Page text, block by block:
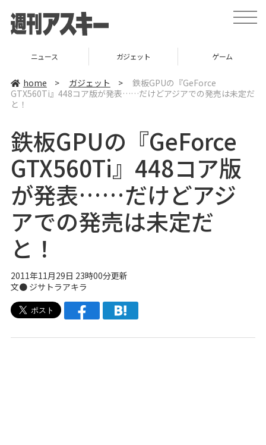
t
o
i
ニュース ガジェット ゲーム
home > ガジェット >
鉄板GPUの『GeForce
GTX560Ti』448コア版が発表……だけどアジアでの発売は未定だ
と！
鉄板GPUの『GeForce
GTX560Ti』448コア版
が発表……だけどアジ
アでの発売は未定だ
と！
2011年11月29日 23時00分更新
文● ジサトラアキラ